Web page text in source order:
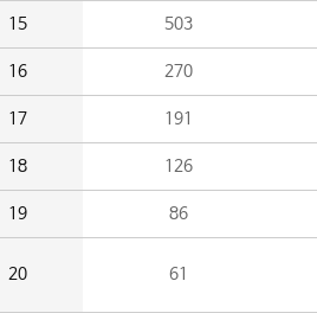
15 503
16 270
17 191
18 126
19 86
20 61